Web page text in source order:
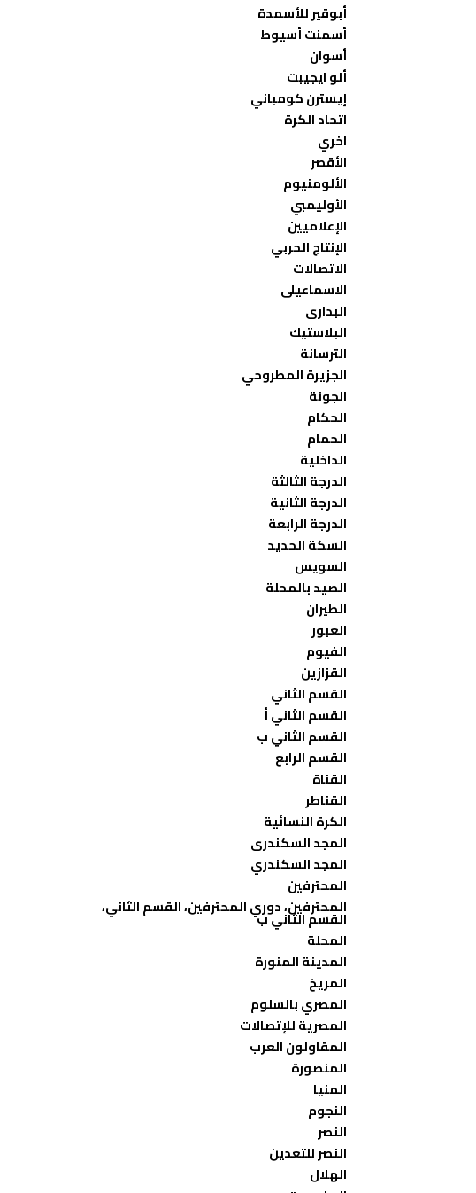
أبوقير للأسمدة
أسمنت أسيوط
أسوان
ألو ايجيبت
إيسترن كومباني
اتحاد الكرة
اخري
الأقصر
الألومنيوم
الأوليمبي
الإعلاميين
الإنتاج الحربي
الاتصالات
الاسماعيلى
البدارى
البلاستيك
الترسانة
الجزيرة المطروحي
الجونة
الحكام
الحمام
الداخلية
الدرجة الثالثة
الدرجة الثانية
الدرجة الرابعة
السكة الحديد
السويس
الصيد بالمحلة
الطيران
العبور
الفيوم
القزازين
القسم الثاني
القسم الثاني أ
القسم الثاني ب
القسم الرابع
القناة
القناطر
الكرة النسائية
المجد السكندرى
المجد السكندري
المحترفين
المحترفين، دوري المحترفين، القسم الثاني،
القسم الثاني ب
المحلة
المدينة المنورة
المريخ
المصري بالسلوم
المصرية للإتصالات
المقاولون العرب
المنصورة
المنيا
النجوم
النصر
النصر للتعدين
الهلال